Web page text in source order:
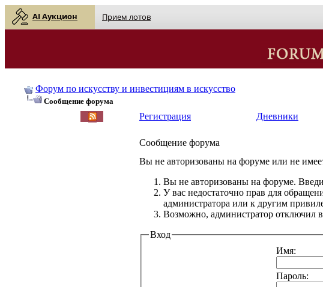
AI Аукцион Прием лотов
Форум по искусству и инвестициям в искусство
Сообщение форума
Регистрация
Дневники
Сообщение форума
Вы не авторизованы на форуме или не
Вы не авторизованы на форуме.
У вас недостаточно прав для
администратора или к другим
Возможно, администратор отключил
Вход
Имя:
Пароль: